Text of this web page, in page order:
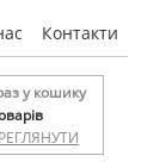
Контакти
у кошику